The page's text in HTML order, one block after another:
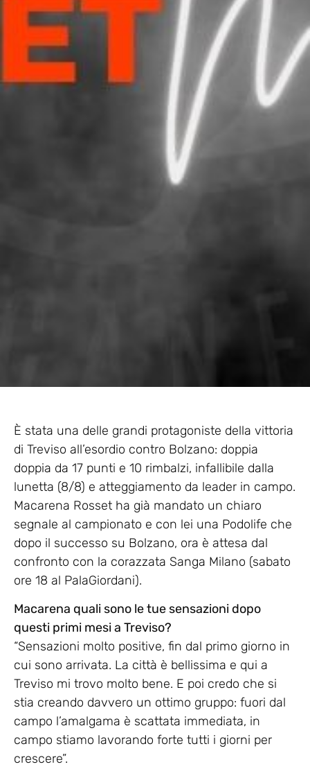
È stata una delle grandi protagoniste della vittoria
di Treviso all’esordio contro Bolzano: doppia
doppia da 17 punti e 10 rimbalzi, infallibile dalla
lunetta (8/8) e atteggiamento da leader in campo.
Macarena Rosset ha già mandato un chiaro
segnale al campionato e con lei una Podolife che
dopo il successo su Bolzano, ora è attesa dal
confronto con la corazzata Sanga Milano (sabato
ore 18 al PalaGiordani).
Macarena quali sono le tue sensazioni dopo
questi primi mesi a Treviso?
“Sensazioni molto positive, fin dal primo giorno in
cui sono arrivata. La città è bellissima e qui a
Treviso mi trovo molto bene. E poi credo che si
stia creando davvero un ottimo gruppo: fuori dal
campo l’amalgama è scattata immediata, in
campo stiamo lavorando forte tutti i giorni per
crescere”.